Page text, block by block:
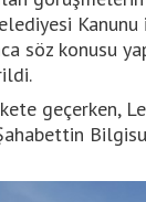
konusu
geçerken,